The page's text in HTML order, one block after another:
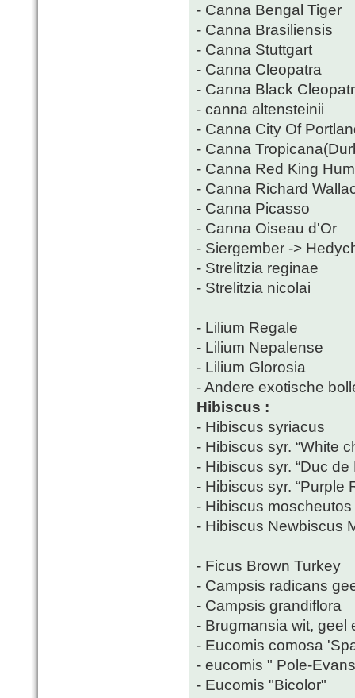
- Canna Bengal Tiger
- Canna Brasiliensis
- Canna Stuttgart
- Canna Cleopatra
- Canna Black
- canna altensteinii
- Canna City Of
- Canna
- Canna Red King
- Canna Richard
- Canna Picasso
- Canna Oiseau d'Or
- Siergember ->
- Strelitzia reginae
- Strelitzia nicolai
- Lilium Regale
- Lilium Nepalense
- Lilium Glorosia
- Andere exotische
Hibiscus :
- Hibiscus syriacus
- Hibiscus syr. “White
- Hibiscus syr. “Duc de
- Hibiscus syr. “Purple
- Hibiscus
- Hibiscus Newbiscus
- Ficus Brown Turkey
- Campsis radicans
- Campsis grandiflora
- Brugmansia wit, geel
- Eucomis comosa
- eucomis " Pole-
- Eucomis "Bicolor"